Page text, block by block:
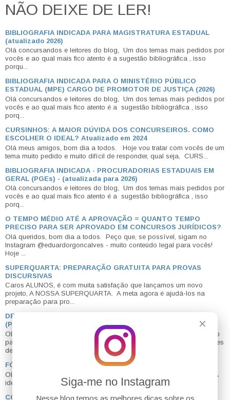
✕
Siga-me no Instagram
Nesse blog temos as melhores dicas sobre os
NÃO DEIXE DE LER!
BIBLIOGRAFIA INDICADA PARA MAGISTRATURA ESTADUAL
(atualizado 2026)
Olá concursandos e leitores do blog, Um dos temas mais pedidos por
vocês e ao qual mais fico atento é a sugestão bibliográfica , isso
porqu...
BIBLIOGRAFIA INDICADA PARA O MINISTÉRIO PÚBLICO
ESTADUAL (MPE) CARGO DE PROMOTOR DE JUSTIÇA (2026)
Olá concursandos e leitores do blog, Um dos temas mais pedidos por
vocês e ao qual mais fico atento é a sugestão bibliográfica , isso
porq...
CURSINHOS: A MAIOR DÚVIDA DOS CONCURSEIROS. COMO
ESCOLHER O IDEAL? Atualizado em 2024
Olá meus amigos, bom dia a todos. Hoje vou tratar com vocês de um
tema muito pedido e muito difícil de responder, qual seja, CURS...
BIBLIOGRAFIA INDICADA - PROCURADORIAS ESTADUAIS EM
GERAL (PGEs) - (atualizada para 2026)
Olá concursandos e leitores do blog, Um dos temas mais pedidos por
vocês e ao qual mais fico atento é a sugestão bibliográfica , isso
porq...
O TEMPO MÉDIO ATÉ A APROVAÇÃO = QUANTO TEMPO
PRECISO PARA SER APROVADO EM CONCURSOS JURÍDICOS?
Olá queridos, bom dia a todos. Peço que, se possível, sigam no
Instagram @eduardorgoncalves - muito conteúdo legal para vocês!
Hoje ...
SUPERQUARTA: PREPARAÇÃO GRATUITA PARA PROVAS
DISCURSIVAS
Caros ALUNOS, é com muita satisfação que lançamos um novo
projeto, A NOSSA SUPERQUARTA. A meta agora é ajudá-los na
preparação para pro...
DESAFIO BLOG DO EDU: LEIS ADMINISTRATIVAS EM 20 DIAS
(PARA COMEÇAR 2026 COM TUDO)
Olá meus amigos tudo bem? O mais clássico desafio de lei seca do
país já tem data para começar: dia 05/01/2026. Por que eu faço esses
desa...
FÓRUM DO BLOG - ESPAÇO PARA VOCÊS SE AJUDAREM
Olá #concurseiros! Inauguramos hoje, 20/08/2019 , o fórum do blog. A
ideia é criar um canal de contato direto entre os leitores do ...
COMO CONSEGUIR UM CARGO DE ASSESSOR? PASSO A